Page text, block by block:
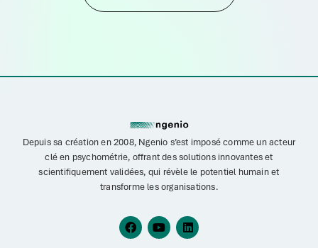
Depuis sa création en 2008, Ngenio s’est imposé comme un acteur
clé en psychométrie, offrant des solutions innovantes et
scientifiquement validées, qui révèle le potentiel humain et
transforme les organisations.